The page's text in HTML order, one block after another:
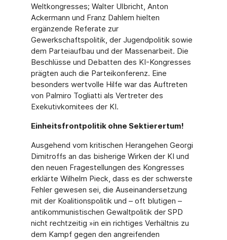
Weltkongresses; Walter Ulbricht, Anton
Ackermann und Franz Dahlem hielten
ergänzende Referate zur
Gewerkschaftspolitik, der Jugendpolitik sowie
dem Parteiaufbau und der Massenarbeit. Die
Beschlüsse und Debatten des KI-Kongresses
prägten auch die Parteikonferenz. Eine
besonders wertvolle Hilfe war das Auftreten
von Palmiro Togliatti als Vertreter des
Exekutivkomitees der KI.
Einheitsfrontpolitik ohne Sektierertum!
Ausgehend vom kritischen Herangehen Georgi
Dimitroffs an das bisherige Wirken der KI und
den neuen Fragestellungen des Kongresses
erklärte Wilhelm Pieck, dass es der schwerste
Fehler gewesen sei, die Auseinandersetzung
mit der Koalitionspolitik und – oft blutigen –
antikommunistischen Gewaltpolitik der SPD
nicht rechtzeitig »in ein richtiges Verhältnis zu
dem Kampf gegen den angreifenden